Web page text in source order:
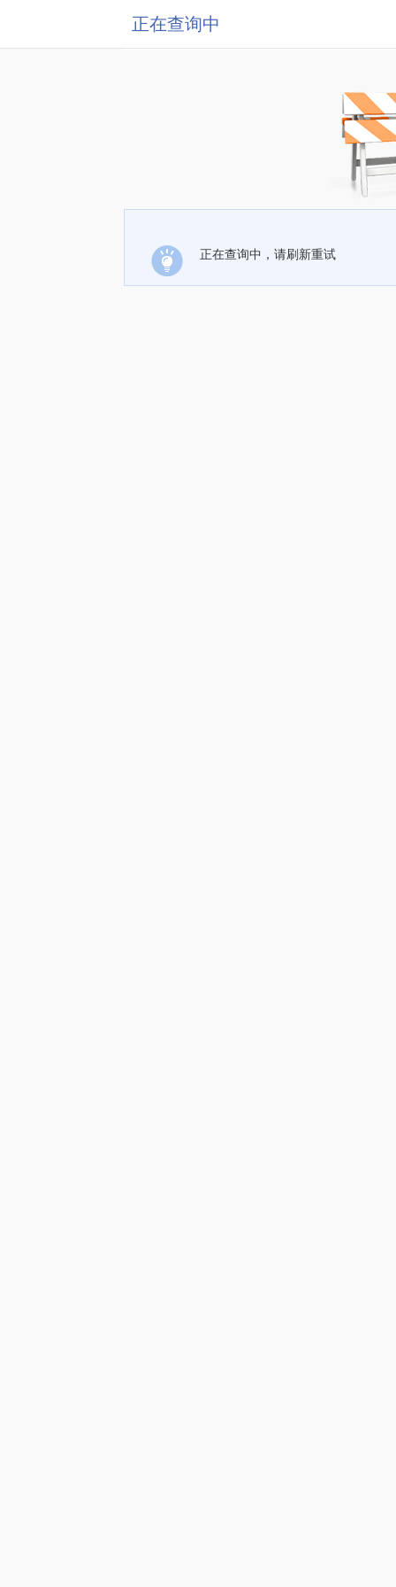
正在查询中
正在查询中，请刷新重试